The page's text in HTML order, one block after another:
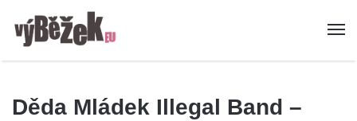
Děda Mládek Illegal Band –